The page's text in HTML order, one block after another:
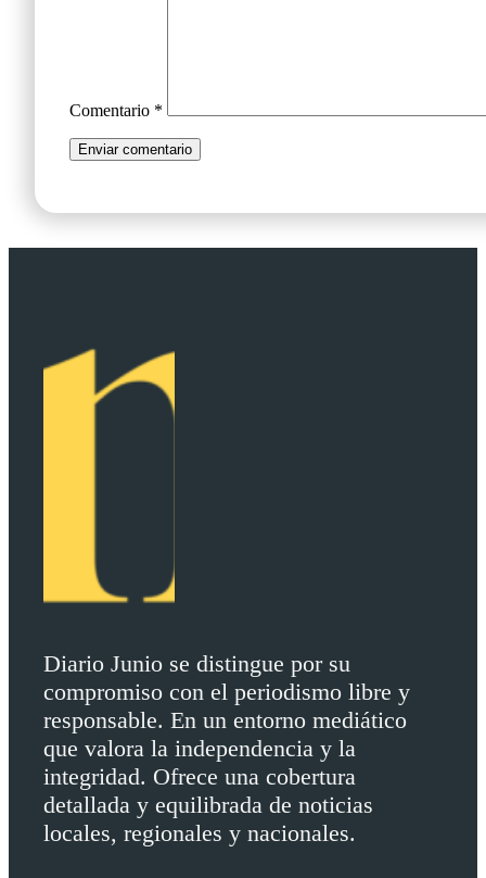
Comentario *
Diario Junio se distingue por su
compromiso con el periodismo libre y
responsable. En un entorno mediático
que valora la independencia y la
integridad. Ofrece una cobertura
detallada y equilibrada de noticias
locales, regionales y nacionales.